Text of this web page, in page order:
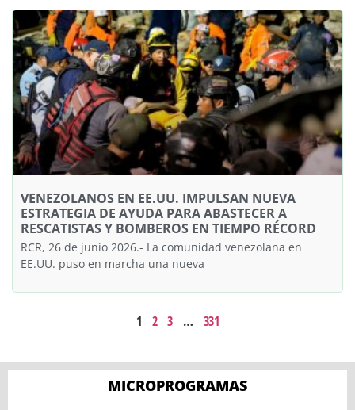
VENEZOLANOS EN EE.UU. IMPULSAN NUEVA
ESTRATEGIA DE AYUDA PARA ABASTECER A
RESCATISTAS Y BOMBEROS EN TIEMPO RÉCORD
RCR, 26 de junio 2026.- La comunidad venezolana en
EE.UU. puso en marcha una nueva
1 2 3 … 331
MICROPROGRAMAS